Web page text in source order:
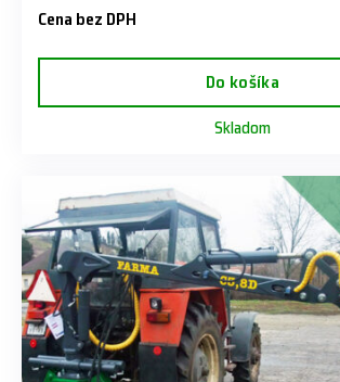
Cena bez DPH
Do košíka
Skladom